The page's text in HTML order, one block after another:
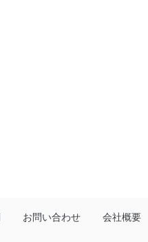
お問い合わせ 会社概要